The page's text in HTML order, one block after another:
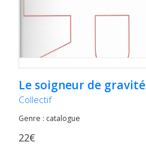
Le soigneur de gravité
Collectif
Genre : catalogue
22€